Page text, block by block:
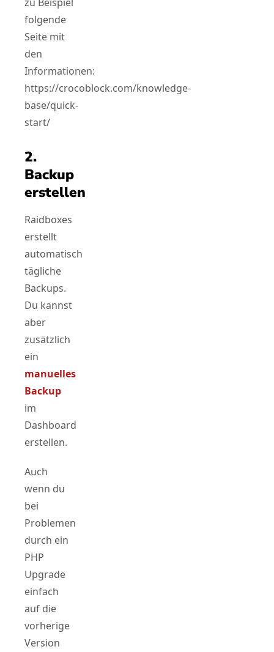
folgende
Seite mit
den
Informationen:
https://crocoblock.com/knowledge-
base/quick-
start/
2.
Backup
erstellen
Raidboxes
erstellt
automatisch
tägliche
Backups.
Du kannst
aber
zusätzlich
ein
manuelles
Backup
im
Dashboard
erstellen.
Auch
wenn du
bei
Problemen
durch ein
PHP
Upgrade
einfach
auf die
vorherige
Version